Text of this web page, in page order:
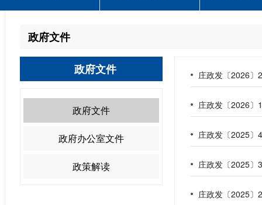
政府文件
政府文件
政府文件
政府办公室文件
政策解读
庄政发〔2026〕
庄政发〔2026〕
庄政发〔2025〕
庄政发〔2025〕
庄政发〔2025〕